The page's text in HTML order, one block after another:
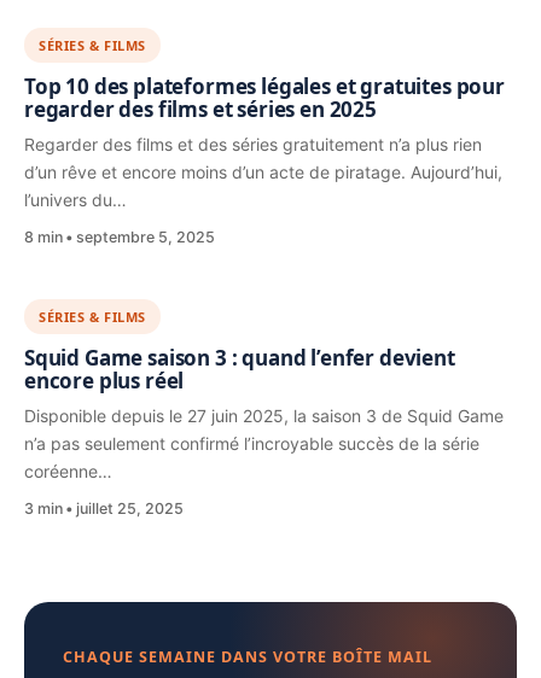
SÉRIES & FILMS
Top 10 des plateformes légales et gratuites pour
regarder des films et séries en 2025
Regarder des films et des séries gratuitement n’a plus rien
d’un rêve et encore moins d’un acte de piratage. Aujourd’hui,
l’univers du…
8 min septembre 5, 2025
SÉRIES & FILMS
Squid Game saison 3 : quand l’enfer devient
encore plus réel
Disponible depuis le 27 juin 2025, la saison 3 de Squid Game
n’a pas seulement confirmé l’incroyable succès de la série
coréenne…
3 min juillet 25, 2025
CHAQUE SEMAINE DANS VOTRE BOÎTE MAIL